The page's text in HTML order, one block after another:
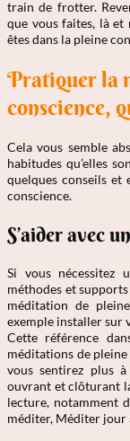
train de frotter.
que vous faites, là et
êtes dans la pleine
Pratiquer la
conscience,
Cela vous semble
habitudes qu’elles
quelques conseils
conscience.
S’aider avec
Si vous nécessitez
méthodes et
méditation de
exemple installer sur
Cette référence
méditations de
vous sentirez plus
ouvrant et clôturant
lecture, notamment
méditer, Méditer jour